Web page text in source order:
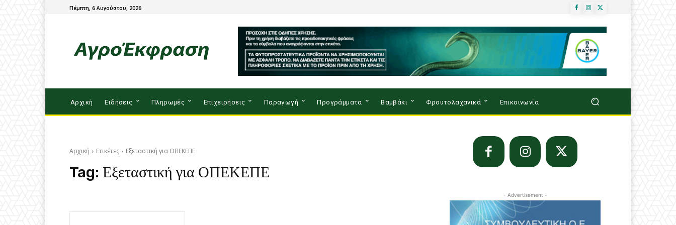
Πέμπτη, 6 Αυγούστου, 2026
Αρχική Ειδήσεις Πληρωμές Επιχειρήσεις Παραγωγή Προγράμματα Βαμβάκι Φρουτολαχανικά Επικοινωνία
Αρχική Ετικέτες Εξεταστική για ΟΠΕΚΕΠΕ
Tag: Εξεταστική για ΟΠΕΚΕΠΕ
- Advertisement -